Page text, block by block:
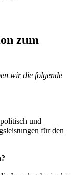
zum
wir die folgende
und
für den